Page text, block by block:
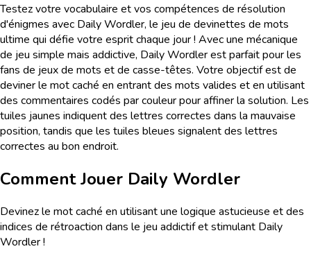
Testez votre vocabulaire et vos compétences de résolution
d'énigmes avec Daily Wordler, le jeu de devinettes de mots
ultime qui défie votre esprit chaque jour ! Avec une mécanique
de jeu simple mais addictive, Daily Wordler est parfait pour les
fans de jeux de mots et de casse-têtes. Votre objectif est de
deviner le mot caché en entrant des mots valides et en utilisant
des commentaires codés par couleur pour affiner la solution. Les
tuiles jaunes indiquent des lettres correctes dans la mauvaise
position, tandis que les tuiles bleues signalent des lettres
correctes au bon endroit.
Comment Jouer Daily Wordler
Devinez le mot caché en utilisant une logique astucieuse et des
indices de rétroaction dans le jeu addictif et stimulant Daily
Wordler !